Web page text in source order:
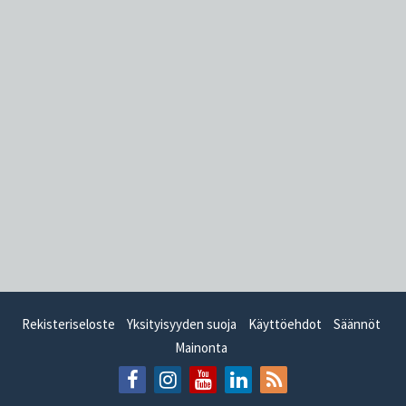
Rekisteriseloste Yksityisyyden suoja Käyttöehdot
Säännöt
Mainonta